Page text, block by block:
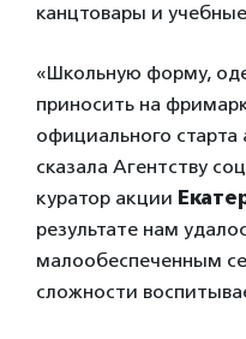
канцтовары и
«Школьную форму,
приносить на
официального
сказала Агентству
куратор акции
результате нам
малообеспеченным
сложности